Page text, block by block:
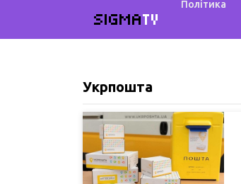
SIGMATV
Політика
Укрпошта